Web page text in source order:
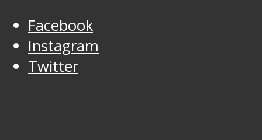
Facebook
Instagram
Twitter